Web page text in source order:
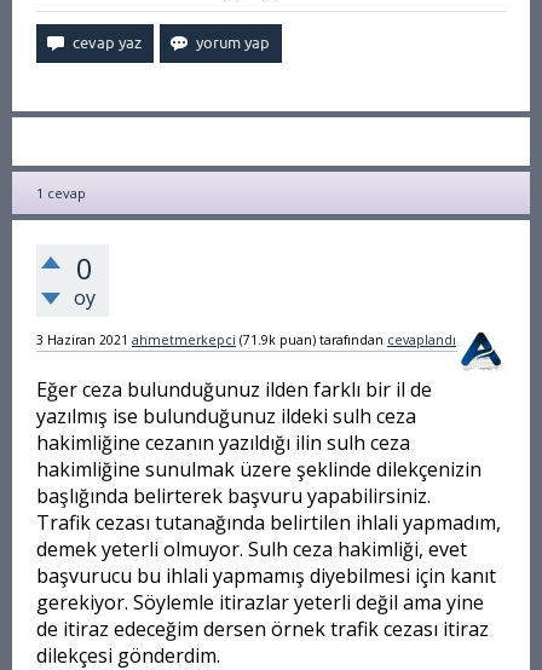
1 cevap
0
oy
3 Haziran 2021 ahmetmerkepci (71.9k puan) tarafından cevaplandı
Eğer ceza bulunduğunuz ilden farklı bir il de
yazılmış ise bulunduğunuz ildeki sulh ceza
hakimliğine cezanın yazıldığı ilin sulh ceza
hakimliğine sunulmak üzere şeklinde dilekçenizin
başlığında belirterek başvuru yapabilirsiniz.
Trafik cezası tutanağında belirtilen ihlali yapmadım,
demek yeterli olmuyor. Sulh ceza hakimliği, evet
başvurucu bu ihlali yapmamış diyebilmesi için kanıt
gerekiyor. Söylemle itirazlar yeterli değil ama yine
de itiraz edeceğim dersen örnek trafik cezası itiraz
dilekçesi gönderdim.